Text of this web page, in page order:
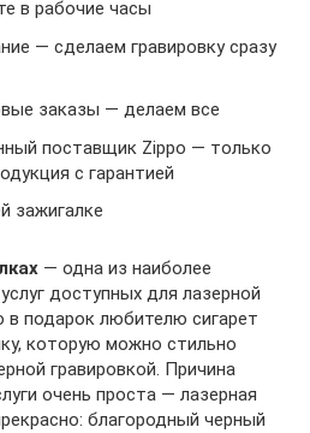
в рабочие часы
— сделаем гравировку сразу
заказы — делаем все
поставщик Zippo — только
с гарантией
зажигалке
— одна из наиболее
доступных для лазерной
в подарок любителю сигарет
которую можно стильно
гравировкой. Причина
очень проста — лазерная
благородный черный